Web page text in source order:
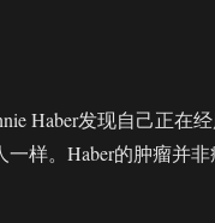
Haber发现自己正在
一样。Haber的肿瘤并